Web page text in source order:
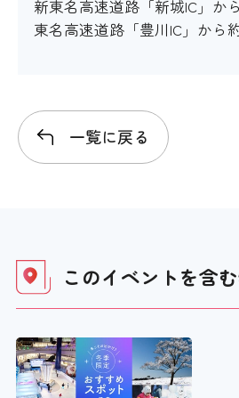
新東名高速道路「新城IC」か
東名高速道路「豊川IC」から
一覧に戻る
このイベントを含む